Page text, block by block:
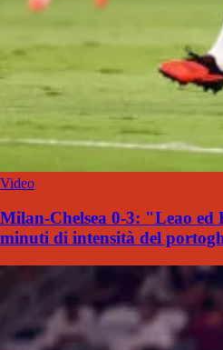
Video
Milan-Chelsea 0-3: "Leao ed
minuti di intensità del